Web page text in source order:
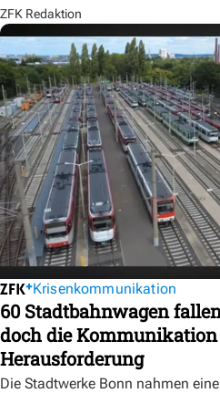
ZFK Redaktion
Krisenkommunikation
60 Stadtbahnwagen
doch die Kommunikation
Herausforderung
Die Stadtwerke Bonn nahmen